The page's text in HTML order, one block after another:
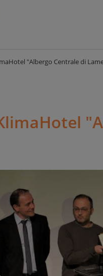
"Albergo Centrale di